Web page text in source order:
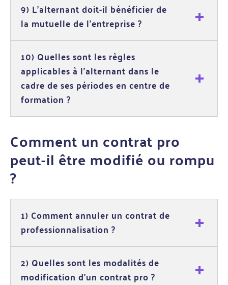
9) L'alternant doit-il bénéficier de
la mutuelle de l'entreprise ?
10) Quelles sont les règles
applicables à l'alternant dans le
cadre de ses périodes en centre de
formation ?
Comment un contrat pro
peut-il être modifié ou rompu
?
1) Comment annuler un contrat de
professionnalisation ?
2) Quelles sont les modalités de
modification d'un contrat pro ?